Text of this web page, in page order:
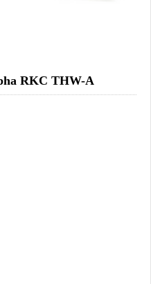
RKC THW-A